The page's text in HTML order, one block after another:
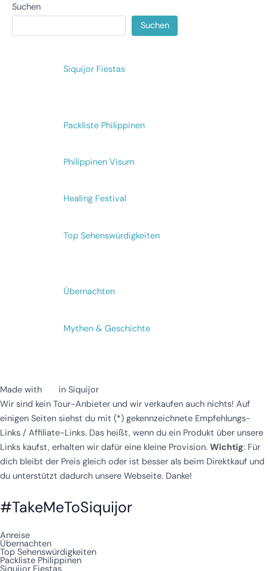
Suchen
Suchen
Siquijor Fiestas
Packliste Philippinen
Philippinen Visum
Healing Festival
Top Sehenswürdigkeiten
Übernachten
Mythen & Geschichte
Made with
in Siquijor
Wir sind kein Tour-Anbieter und wir verkaufen auch nichts! Auf
einigen Seiten siehst du mit (*) gekennzeichnete Empfehlungs-
Links / Affiliate-Links. Das heißt, wenn du ein Produkt über unsere
Links kaufst, erhalten wir dafür eine kleine Provision. Wichtig: Für
dich bleibt der Preis gleich oder ist besser als beim Direktkauf und
du unterstützt dadurch unsere Webseite. Danke!
#TakeMeToSiquijor
Anreise
Übernachten
Top Sehenswürdigkeiten
Packliste Philippinen